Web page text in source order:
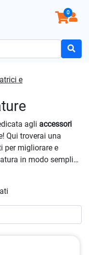
0
e
agli accessori
Qui troverai una
per migliorare e
in modo semplice
manuali,
con stile. Inoltre,
come taglierine,
semplificare il